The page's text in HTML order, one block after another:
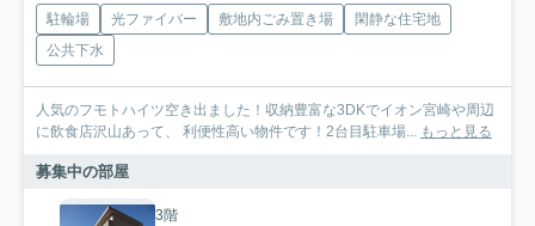
駐輪場 光ファイバー 敷地内ごみ置き場
閑静な住宅地
公共下水
人気のフモトハイツ空き出ました！収納豊富な3DKでイオン宮崎や周辺
に飲食店沢山あって、 利便性高い物件です！2台目駐車場... もっと見る
募集中の部屋
3階